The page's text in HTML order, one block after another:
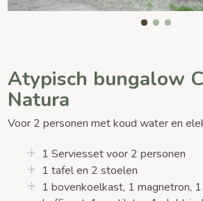
Atypisch bungalow
Natura
Voor 2 personen met koud water en
1 Serviesset voor 2 personen
1 tafel en 2 stoelen
1 bovenkoelkast, 1 magnetron,